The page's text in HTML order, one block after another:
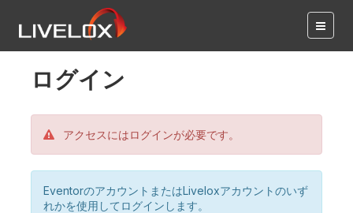
ログイン
アクセスにはログインが必要です。
EventorのアカウントまたはLiveloxアカウントのいず
れかを使用してログインします。